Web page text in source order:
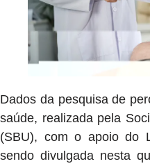
Dados da pesquisa de
saúde, realizada pela
(SBU), com o apoio do
sendo divulgada nesta